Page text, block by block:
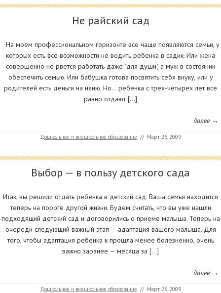
Не райский сад
На моем профессиональном горизонте все чаще появляются семьи, у
которых есть все возможности не водить ребенка в садик. Или жена
совершенно не рвется работать даже "для души", а муж в состоянии
обеспечить семью. Или бабушка готова посвятить себя внуку, или у
родителей есть деньги на няню. Но… ребенка с трех-четырех лет все
равно отдают […]
далее →
Дошкольное и внешкольное образование // Март 26, 2009
Выбор — в пользу детского сада
Итак, вы решили отдать ребенка в детский сад. Ваша семья находится
теперь на пороге другой жизни. Будем считать, что вы уже нашли
подходящий детский сад и договорились о приеме малыша. Теперь на
очереди следующий важный этап — адаптация вашего малыша. Для
того, чтобы адаптация ребенка к прошла менее болезненно, очень
важно заранее — месяца за […]
далее →
Дошкольное и внешкольное образование // Март 26, 2009